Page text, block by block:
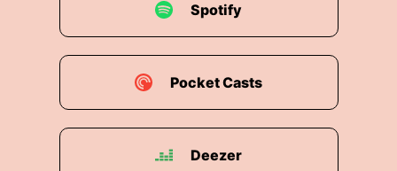
Spotify
Pocket Casts
Deezer